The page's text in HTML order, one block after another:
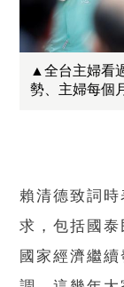
▲全台主婦看
勢、主婦每個
賴清德致詞
求，包括國泰
國家經濟繼